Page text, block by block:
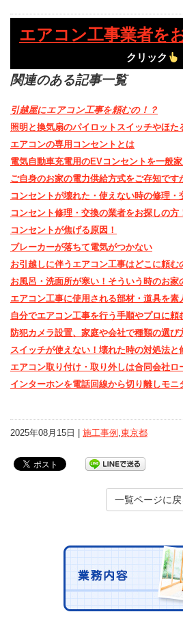
エアコン工事業者を
クリック
関連のある記事一覧
引越屋にエアコン工事を頼むの！？
照明と換気扇のパイロットスイッチやほた
エアコンの専用コンセントとは
電気自動車充電用のEVコンセントを一般
ご自身のお家の電力供給方式をご存知です
コンセントが壊れた・使えない時の修理・
コンセント修理・交換の業者をお探しの方
コンセントが焦げる原因！
ブレーカーが落ちて電気がつかない
お引越しに伴うエアコン工事はどこに頼む
お風呂・洗面所が寒い！そういう時のお家
エアコン工事に使用される部材・道具を素
自分でエアコン工事を行う手順やプロに頼
防犯カメラ設置、家庭や会社で種類の選び
スイッチが使えない！壊れた時の対処法と
エアコン取り付け・取り外しは合同会社ロ
インターホンを電話回線から切り離しモニ
2025年08月15日 | 施工事例 ,東京都
一覧ページに戻